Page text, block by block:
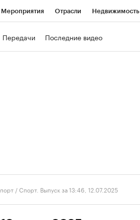
Мероприятия Отрасли Недвижимость
Передачи Последние видео
/Спорт. Выпуск за 13:46, 12.07.2025